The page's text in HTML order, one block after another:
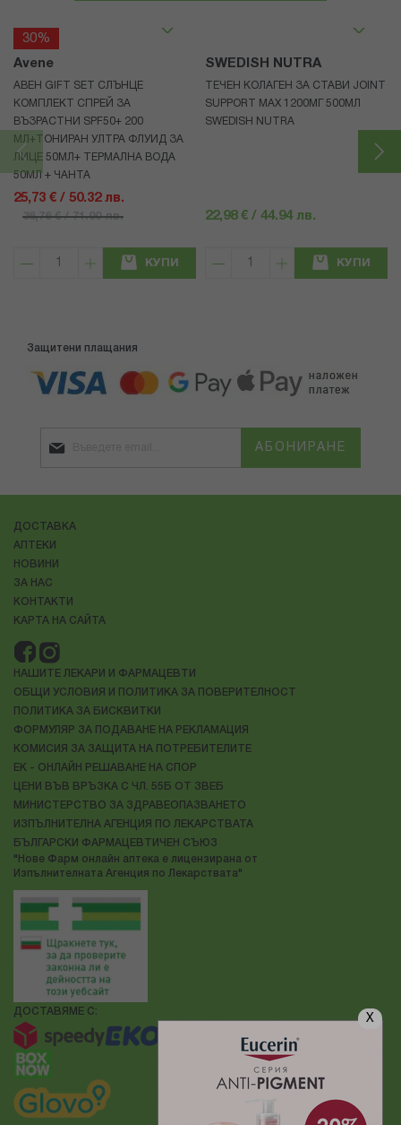
X
30%
Avene
АВЕН GIFT SET СЛЪНЦЕ
КОМПЛЕКТ СПРЕЙ ЗА
ВЪЗРАСТНИ SPF50+ 200
МЛ+ТОНИРАН УЛТРА ФЛУИД ЗА
ЛИЦЕ 50МЛ+ ТЕРМАЛНА ВОДА
50МЛ + ЧАНТА
25,73 € / 50.32 лв.
36,76 € / 71.90 лв.
КУПИ
SWEDISH NUTRA
ТЕЧЕН КОЛАГЕН ЗА СТАВИ JOINT
SUPPORT MAX 1200МГ 500МЛ
SWEDISH NUTRA
22,98 € / 44.94 лв.
КУПИ
Защитени плащания
АБОНИРАНЕ
ДОСТАВКА
АПТЕКИ
НОВИНИ
ЗА НАС
КОНТАКТИ
КАРТА НА САЙТА
НАШИТЕ ЛЕКАРИ И ФАРМАЦЕВТИ
ОБЩИ УСЛОВИЯ И ПОЛИТИКА ЗА ПОВЕРИТЕЛНОСТ
ПОЛИТИКА ЗА БИСКВИТКИ
ФОРМУЛЯР ЗА ПОДАВАНЕ НА РЕКЛАМАЦИЯ
КОМИСИЯ ЗА ЗАЩИТА НА ПОТРЕБИТЕЛИТЕ
ЕК - ОНЛАЙН РЕШАВАНЕ НА СПОР
ЦЕНИ ВЪВ ВРЪЗКА С ЧЛ. 55Б ОТ ЗВЕБ
МИНИСТЕРСТВО ЗА ЗДРАВЕОПАЗВАНЕТО
ИЗПЪЛНИТЕЛНА АГЕНЦИЯ ПО ЛЕКАРСТВАТА
БЪЛГАРСКИ ФАРМАЦЕВТИЧЕН СЪЮЗ
"Нове Фарм онлайн аптека е лицензирана от
Изпълнителната Агенция по Лекарствата"
ДОСТАВЯМЕ С: